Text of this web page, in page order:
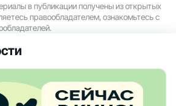
в публикации получены из открытых
правообладателем, ознакомьтесь с